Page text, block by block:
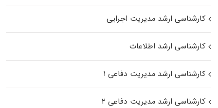
کارشناسی ارشد مدیریت اجرایی
کارشناسی ارشد اطلاعات
کارشناسی ارشد مدیریت دفاعی ۱
کارشناسی ارشد مدیریت دفاعی ۲